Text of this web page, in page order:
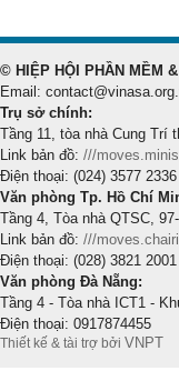
© HIỆP HỘI PHẦN MỀM
Email:
Trụ sở chính:
Tầng 11, tòa nhà Cung Trí
Link bản đồ: ///
Điện thoại: (024) 3577
Văn phòng Tp. Hồ Chí
Tầng 4, Tòa nhà QTSC,
Link bản đồ: ///
Điện thoại: (028) 3821 2001
Văn phòng Đà Nẵng:
Tầng 4 - Tòa nhà ICT1 -
Điện thoại: 0917874455
Thiết kế & tài trợ bởi VNPT